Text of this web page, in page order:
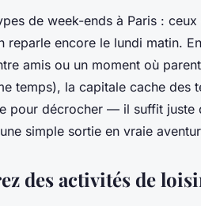
paris :
de week-ends à Paris :
reparle encore le lundi matin.
amis ou un moment où
temps), la capitale cache des
pour décrocher — il suffit juste
simple sortie en vraie
des activités de